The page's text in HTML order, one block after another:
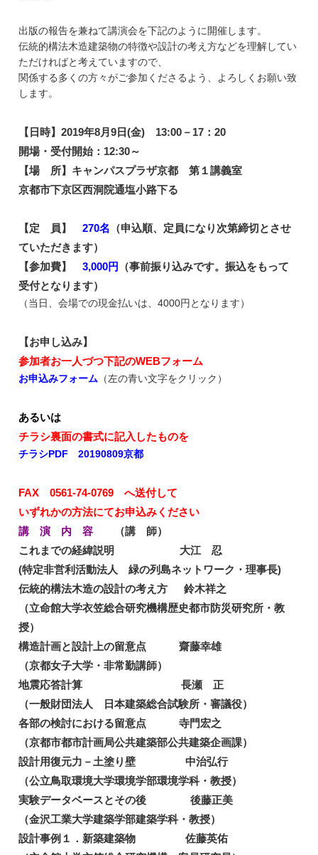
出版の報告を兼ねて講演会を下記のように開催します。
伝統的構法木造建築物の特徴や設計の考え方などを理解してい
ただければと考えていますので、
関係する多くの方々がご参加くださるよう、よろしくお願い致
します。
【日時】2019年8月9日(金) 13:00－17：20
開場・受付開始：12:30～
【場 所】キャンパスプラザ京都 第１講義室
京都市下京区西洞院通塩小路下る
【定 員】270名 （申込順、定員になり次第締切とさせ
ていただきます）
【参加費】3,000円
（事前振り込みです。振込をもって
受付となります）
（当日、会場での現金払いは、4000円となります）
【お申し込み】
参加者お一人づつ下記のWEBフォーム
お申込みフォーム （左の青い文字をクリック）
あるいは
チラシ裏面の書式に記入したものを
チラシPDF 20190809京都
FAX 0561-74-0769 へ送付して
いずれかの方法にてお申込みください
講 演 内 容 （講 師）
これまでの経緯説明 大江 忍
(特定非営利活動法人 緑の列島ネットワーク・理事長)
伝統的構法木造の設計の考え方 鈴木祥之
（立命館大学衣笠総合研究機構歴史都市防災研究所・教
授）
構造計画と設計上の留意点 齋藤幸雄
（京都女子大学・非常勤講師）
地震応答計算 長瀬 正
（一般財団法人 日本建築総合試験所・審議役）
各部の検討における留意点 寺門宏之
（京都市都市計画局公共建築部公共建築企画課）
設計用復元力－土塗り壁 中治弘行
（公立鳥取環境大学環境学部環境学科・教授）
実験データベースとその後 後藤正美
（金沢工業大学建築学部建築学科・教授）
設計事例１．新築建築物 佐藤英佑